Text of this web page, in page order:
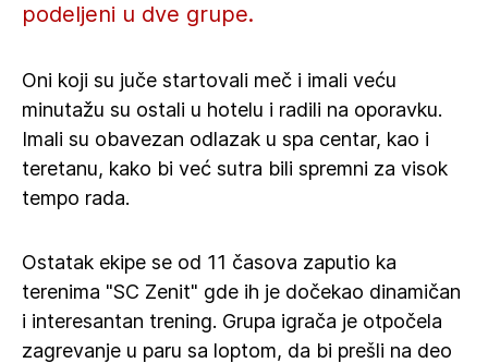
podeljeni u dve grupe.
Oni koji su juče startovali meč i imali veću
minutažu su ostali u hotelu i radili na oporavku.
Imali su obavezan odlazak u spa centar, kao i
teretanu, kako bi već sutra bili spremni za visok
tempo rada.
Ostatak ekipe se od 11 časova zaputio ka
terenima "SC Zenit" gde ih je dočekao dinamičan
i interesantan trening. Grupa igrača je otpočela
zagrevanje u paru sa loptom, da bi prešli na deo